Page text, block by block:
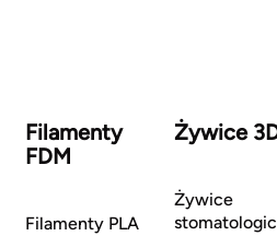
Filamenty
FDM
Filamenty PLA
Żywice
Żywice